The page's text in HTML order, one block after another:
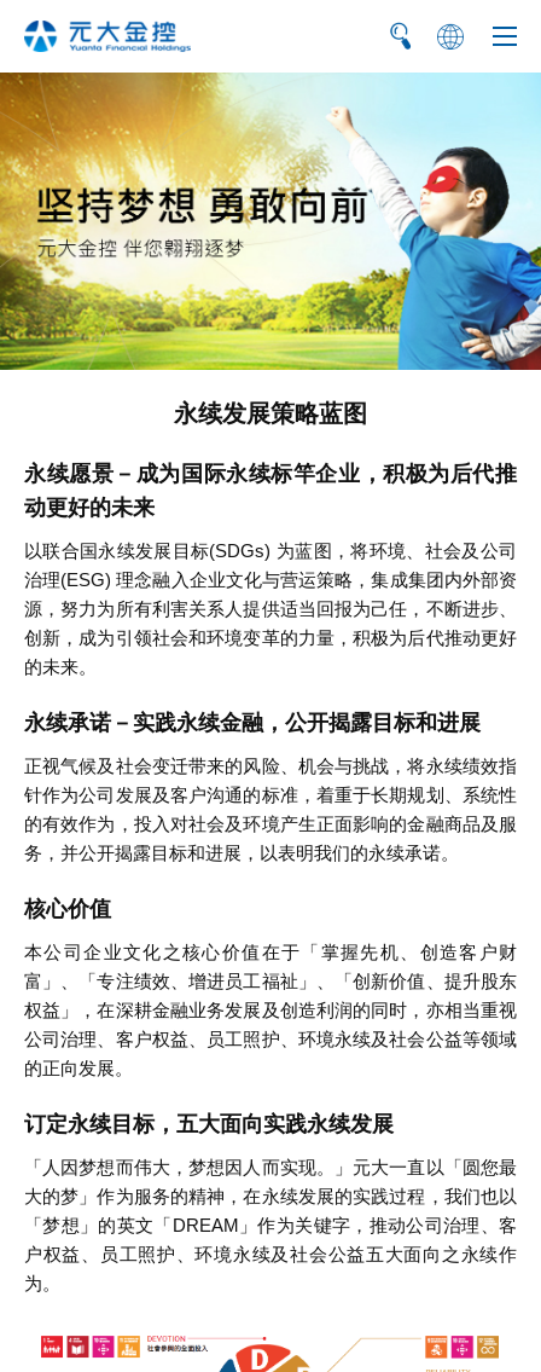
繁 EN
永续发展策略蓝图
永续愿景－成为国际永续标竿企业，积极为后代推
动更好的未来
以联合国永续发展目标(SDGs) 为蓝图，将环境、社会及公司
治理(ESG) 理念融入企业文化与营运策略，集成集团内外部资
源，努力为所有利害关系人提供适当回报为己任，不断进步、
创新，成为引领社会和环境变革的力量，积极为后代推动更好
的未来。
永续承诺－实践永续金融，公开揭露目标和进展
正视气候及社会变迁带来的风险、机会与挑战，将永续绩效指
针作为公司发展及客户沟通的标准，着重于长期规划、系统性
的有效作为，投入对社会及环境产生正面影响的金融商品及服
务，并公开揭露目标和进展，以表明我们的永续承诺。
核心价值
本公司企业文化之核心价值在于「掌握先机、创造客户财
富」、「专注绩效、增进员工福祉」、「创新价值、提升股东
权益」，在深耕金融业务发展及创造利润的同时，亦相当重视
公司治理、客户权益、员工照护、环境永续及社会公益等领域
的正向发展。
订定永续目标，五大面向实践永续发展
「人因梦想而伟大，梦想因人而实现。」元大一直以「圆您最
大的梦」作为服务的精神，在永续发展的实践过程，我们也以
「梦想」的英文「DREAM」作为关键字，推动公司治理、客
户权益、员工照护、环境永续及社会公益五大面向之永续作
为。